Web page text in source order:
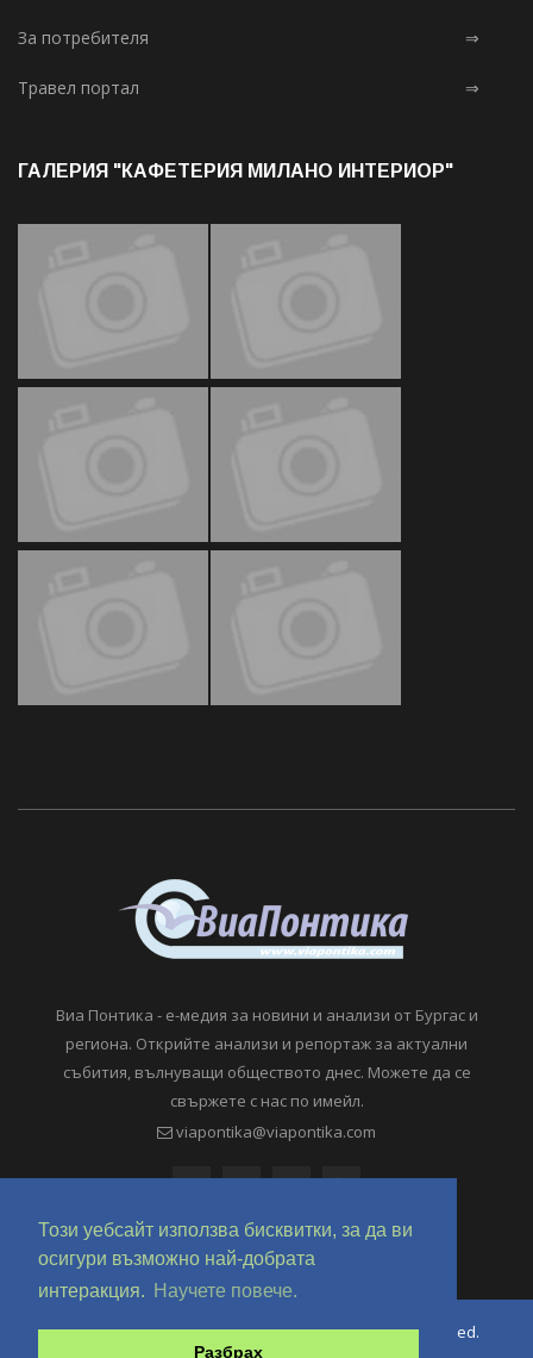
Този уебсайт използва бисквитки, за да ви
осигури възможно най-добрата
интеракция.
Научете повече.
Разбрах
За потребителя ⇒
Травел портал ⇒
ГАЛЕРИЯ "КАФЕТЕРИЯ МИЛАНО ИНТЕРИОР"
Виа Понтика - е-медия за новини и анализи от Бургас и
региона. Открийте анализи и репортаж за актуални
събития, вълнуващи обществото днес. Можете да се
свържете с нас по имейл.
viapontika@viapontika.com
Copyright © 2018-2024 ViaPontika.com. All Rights Reserved.